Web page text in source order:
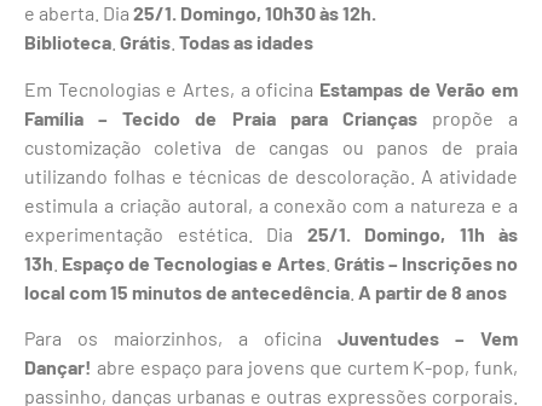
e aberta. Dia 25/1. Domingo, 10h30 às 12h.
Biblioteca Grátis Todas as idades
Em Tecnologias e Artes, a oficina Estampas de Verão em
Família – Tecido de Praia para Criançaspropõe a
customização coletiva de cangas ou panos de praia
utilizando folhas e técnicas de descoloração. A atividade
estimula a criação autoral, a conexão com a natureza e a
experimentação estética. Dia 25/1. Domingo, 11h às
13h Espaço de Tecnologias e Artes. Grátis – Inscrições no
local com 15 minutos de antecedência A partir de 8 anos
Para os maiorzinhos, a oficina Juventudes – Vem
Dançar! abre espaço para jovens que curtem K-pop, funk,
passinho, danças urbanas e outras expressões corporais.